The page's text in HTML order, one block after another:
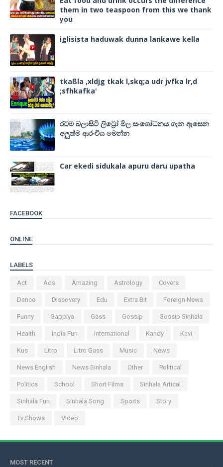
them in two teaspoon from this we thank
you
iglisista haduwak dunna lankawe kella
tkaßla ,xldjg tkak l,skq;a udr jvfka lr,d
;sfhkafka'
රටම බලාසිටි ලිට්‍රෝ මිල සංශෝධනය ගැන ඇසෙන
අලුත්ම ආරංචිය මෙන්න
Car ekedi sidukala apuru daru upatha
FACEBOOK
ONLINE
LABELS
Act Ads Amazing Astrology Covers
Dance Discovery Edu Extra Bit Foreign News
Funny Gappiya Gass Gossip Gossip Sinhala
Health India Fun International Kandy Kavi
Kus Litro Litro Gass Music News
News English News Sinhala Other Political
Politics School Short Films Sinhala Artical
Sinhala Fun Sinhala Song Sports Story
Tv Shows Video
MOST RECENT